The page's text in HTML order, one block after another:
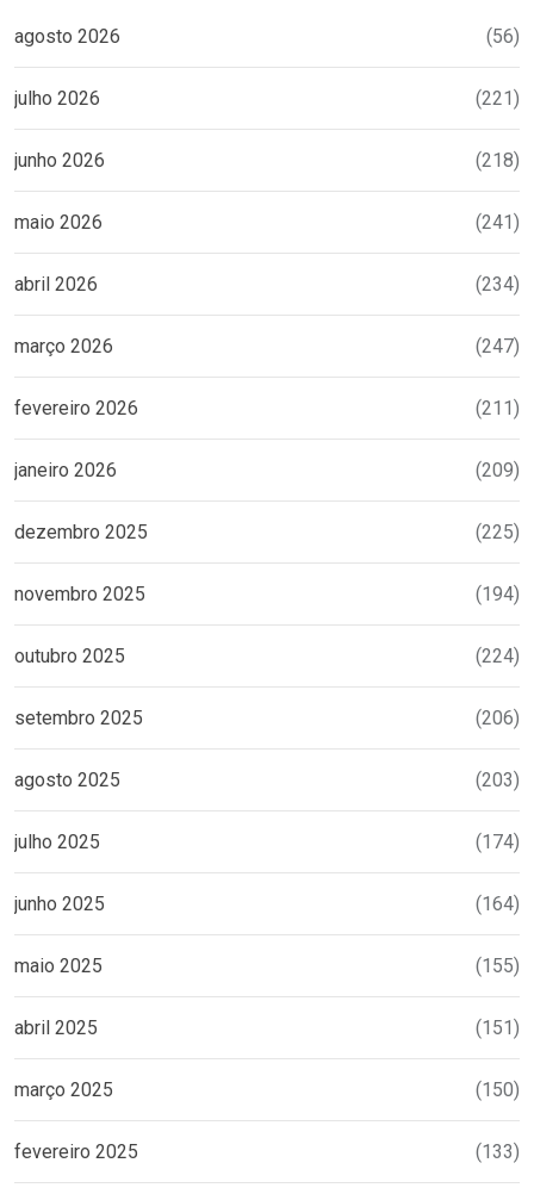
agosto 2026 (56)
julho 2026 (221)
junho 2026 (218)
maio 2026 (241)
abril 2026 (234)
março 2026 (247)
fevereiro 2026 (211)
janeiro 2026 (209)
dezembro 2025 (225)
novembro 2025 (194)
outubro 2025 (224)
setembro 2025 (206)
agosto 2025 (203)
julho 2025 (174)
junho 2025 (164)
maio 2025 (155)
abril 2025 (151)
março 2025 (150)
fevereiro 2025 (133)